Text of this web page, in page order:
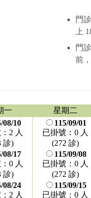
門
上
門
前